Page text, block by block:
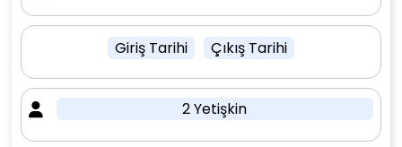
Giriş Tarihi Çıkış Tarihi
2 Yetişkin